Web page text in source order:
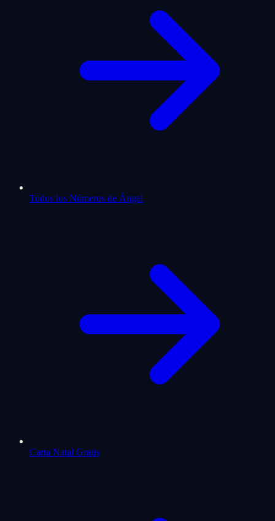
Todos los Números de Ángel
Carta Natal Gratis